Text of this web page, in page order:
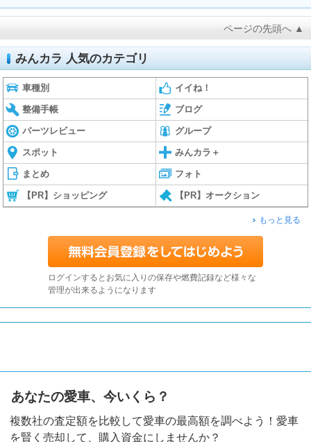
ページの先頭へ ▲
みんカラ 人気のカテゴリ
車種別 イイね！
整備手帳 ブログ
パーツレビュー グループ
スポット みんカラ＋
まとめ フォト
【PR】ショッピング 【PR】オークション
もっと見る
ログインするとお気に入りの保存や燃費記録など様々な
管理が出来るようになります
あなたの愛車、今いくら？
複数社の査定額を比較して愛車の最高額を調べよう！愛車
を賢く売却して、購入資金にしませんか？